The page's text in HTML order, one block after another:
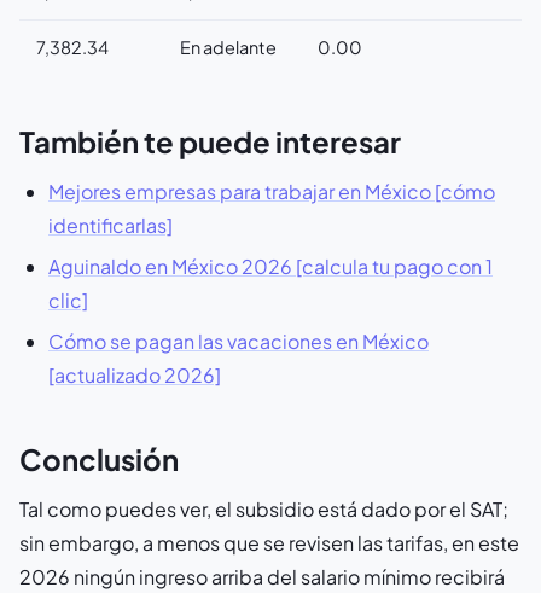
7,382.34 En adelante 0.00
También te puede interesar
Mejores empresas para trabajar en México [cómo
identificarlas]
Aguinaldo en México 2026 [calcula tu pago con 1
clic]
Cómo se pagan las vacaciones en México
[actualizado 2026]
Conclusión
Tal como puedes ver, el subsidio está dado por el SAT;
sin embargo, a menos que se revisen las tarifas, en este
2026 ningún ingreso arriba del salario mínimo recibirá